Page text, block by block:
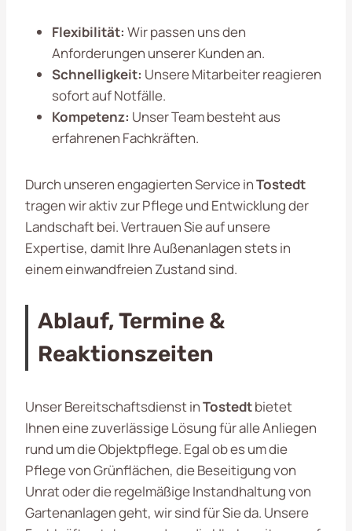
Flexibilität: Wir passen uns den
Anforderungen unserer Kunden an.
Schnelligkeit: Unsere Mitarbeiter reagieren
sofort auf Notfälle.
Kompetenz: Unser Team besteht aus
erfahrenen Fachkräften.
Durch unseren engagierten Service inTostedt
tragen wir aktiv zur Pflege und Entwicklung der
Landschaft bei. Vertrauen Sie auf unsere
Expertise, damit Ihre Außenanlagen stets in
einem einwandfreien Zustand sind.
Ablauf, Termine &
Reaktionszeiten
Unser Bereitschaftsdienst inTostedtbietet
Ihnen eine zuverlässige Lösung für alle Anliegen
rund um die Objektpflege. Egal ob es um die
Pflege von Grünflächen, die Beseitigung von
Unrat oder die regelmäßige Instandhaltung von
Gartenanlagen geht, wir sind für Sie da. Unsere